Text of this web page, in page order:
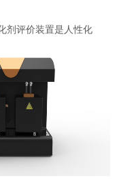
剂评价装置是人性化